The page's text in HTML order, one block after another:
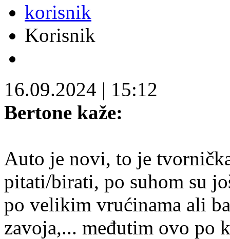
korisnik
Korisnik
16.09.2024 | 15:12
Bertone kaže:
Auto je novi, to je
pitati/birati, po suhom su
po velikim vrućinama ali
zavoja,... međutim ovo po